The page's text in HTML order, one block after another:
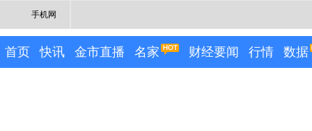
手机网
首页 快讯 金市直播 名家 财经要闻 行情 数据